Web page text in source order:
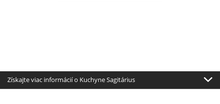
Získajte viac informácií o Kuchyne Sagitárius